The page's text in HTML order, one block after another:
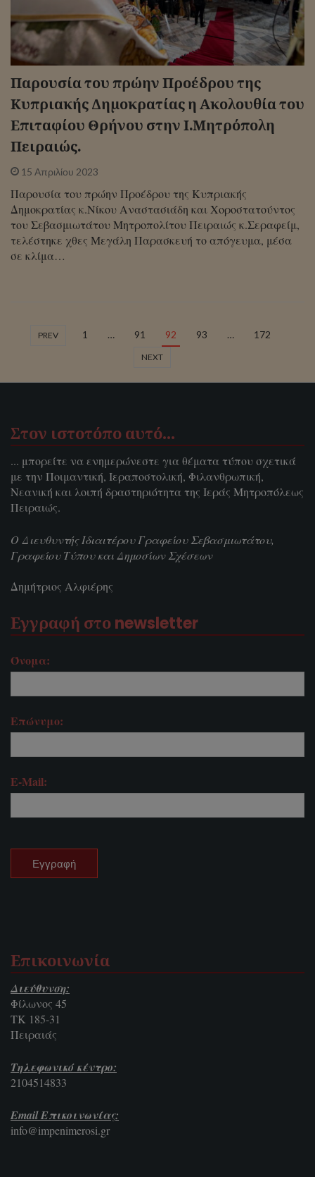
Παρουσία του πρώην Προέδρου της
Κυπριακής Δημοκρατίας η Ακολουθία του
Επιταφίου Θρήνου στην Ι.Μητρόπολη
Πειραιώς.
15 Απριλίου 2023
Παρουσία του πρώην Προέδρου της Κυπριακής
Δημοκρατίας κ.Νίκου Αναστασιάδη και Χοροστατούντος
του Σεβασμιωτάτου Μητροπολίτου Πειραιώς κ.Σεραφείμ,
τελέστηκε χθες Μεγάλη Παρασκευή το απόγευμα, μέσα
σε κλίμα…
PREV 1 … 91 92 93 … 172
NEXT
Στον ιστοτόπο αυτό…
... μπορείτε να ενημερώνεστε για θέματα τύπου σχετικά
με την Ποιμαντική, Ιεραποστολική, Φιλανθρωπική,
Νεανική και λοιπή δραστηριότητα της Ιεράς Μητροπόλεως
Πειραιώς.
Ο Διευθυντής Ιδιαιτέρου Γραφείου Σεβασμιωτάτου,
Γραφείου Τύπου και Δημοσίων Σχέσεων
Δημήτριος Αλφιέρης
Εγγραφή στο newsletter
Όνομα:
Επώνυμο:
E-Mail:
Επικοινωνία
Διεύθυνση:
Φίλωνος 45
ΤΚ 185-31
Πειραιάς
Τηλεφωνικό κέντρο:
2104514833
Email Επικοινωνίας:
info@impenimerosi.gr